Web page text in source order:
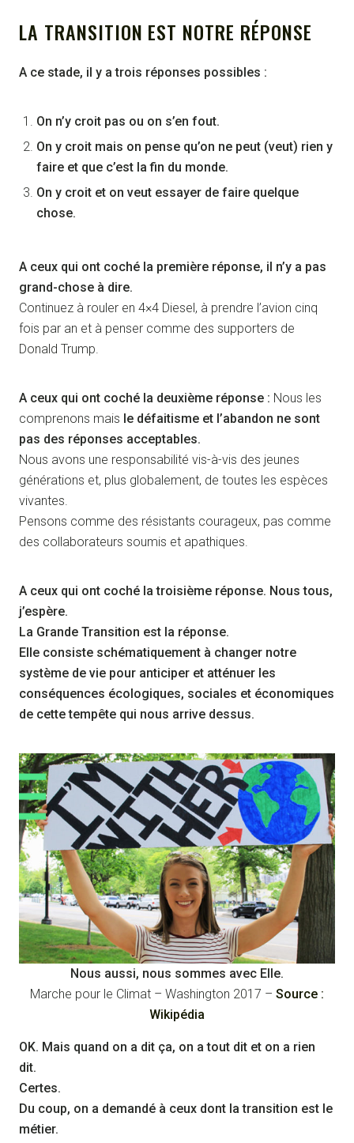
LA TRANSITION EST NOTRE RÉPONSE
A ce stade, il y a trois réponses possibles :
On n’y croit pas ou on s’en fout.
On y croit mais on pense qu’on ne peut (veut) rien y
faire et que c’est la fin du monde.
On y croit et on veut essayer de faire quelque
chose.
A ceux qui ont coché la première réponse, il n’y a pas
grand-chose à dire.
Continuez à rouler en 4×4 Diesel, à prendre l’avion cinq
fois par an et à penser comme des supporters de
Donald Trump.
A ceux qui ont coché la deuxième réponse : Nous les
comprenons mais le défaitisme et l’abandon ne sont
pas des réponses acceptables.
Nous avons une responsabilité vis-à-vis des jeunes
générations et, plus globalement, de toutes les espèces
vivantes.
Pensons comme des résistants courageux, pas comme
des collaborateurs soumis et apathiques.
A ceux qui ont coché la troisième réponse. Nous tous,
j’espère.
La Grande Transition est la réponse.
Elle consiste schématiquement à changer notre
système de vie pour anticiper et atténuer les
conséquences écologiques, sociales et économiques
de cette tempête qui nous arrive dessus.
Nous aussi, nous sommes avec Elle.
Marche pour le Climat – Washington 2017 – Source :
Wikipédia
OK. Mais quand on a dit ça, on a tout dit et on a rien
dit.
Certes.
Du coup, on a demandé à ceux dont la transition est le
métier.